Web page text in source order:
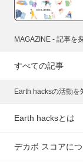
MAGAZINE - 記事を
すべての記事
Earth hacksの活動を
Earth hacksとは
デカボ スコアに